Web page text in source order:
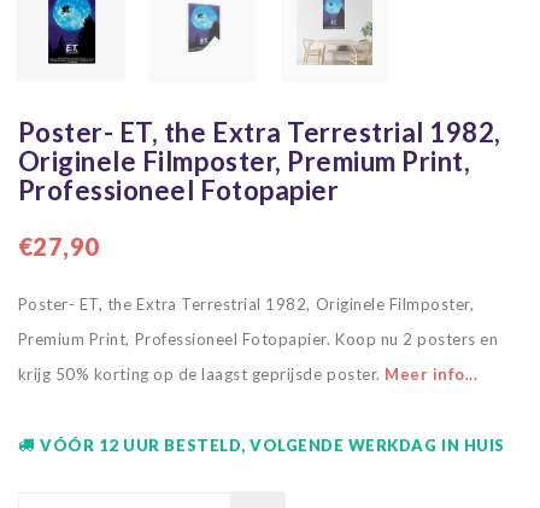
Poster- ET, the Extra Terrestrial 1982,
Originele Filmposter, Premium Print,
Professioneel Fotopapier
€27,90
Poster- ET, the Extra Terrestrial 1982, Originele Filmposter,
Premium Print, Professioneel Fotopapier. Koop nu 2 posters en
krijg 50% korting op de laagst geprijsde poster. Meer info...
VÓÓR 12 UUR BESTELD, VOLGENDE WERKDAG IN HUIS